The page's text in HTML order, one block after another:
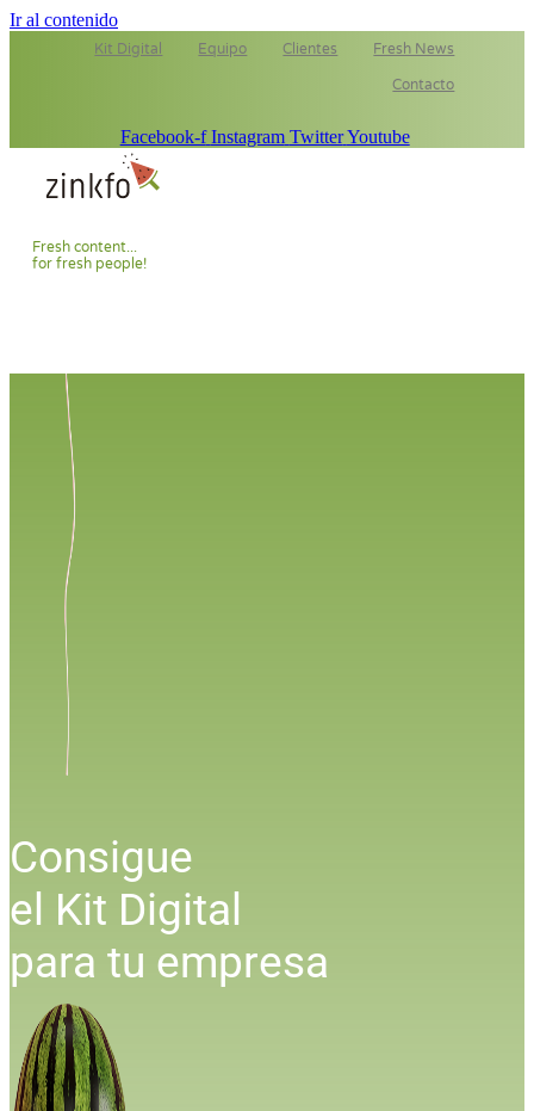
Ir al contenido
Kit Digital Equipo Clientes Fresh News
Contacto
Facebook-f Instagram TwitterYoutube
Fresh content...
for fresh people!
Consigue
el Kit Digital
para tu empresa